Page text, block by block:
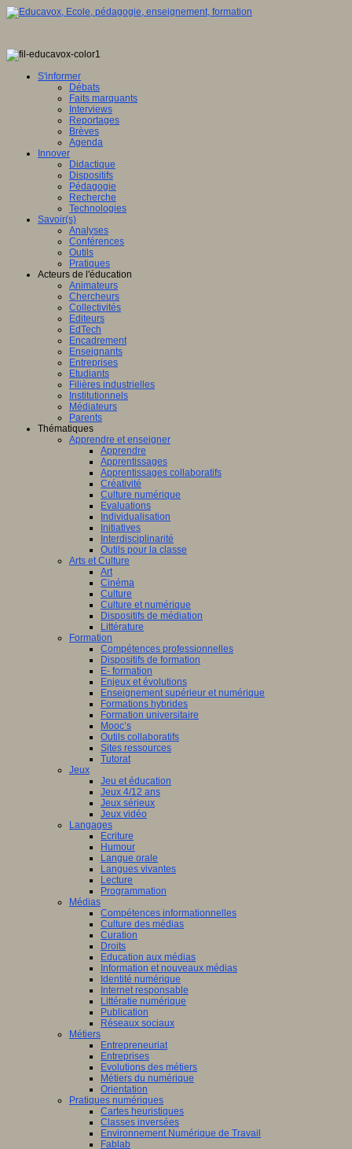
S'informer
Débats
Faits marquants
Interviews
Reportages
Brèves
Agenda
Innover
Didactique
Dispositifs
Pédagogie
Recherche
Technologies
Savoir(s)
Analyses
Conférences
Outils
Pratiques
Acteurs de l'éducation
Animateurs
Chercheurs
Collectivités
Editeurs
EdTech
Encadrement
Enseignants
Entreprises
Etudiants
Filières industrielles
Institutionnels
Médiateurs
Parents
Thématiques
Apprendre et enseigner
Apprendre
Apprentissages
Apprentissages collaboratifs
Créativité
Culture numérique
Evaluations
Individualisation
Initiatives
Interdisciplinarité
Outils pour la classe
Arts et Culture
Art
Cinéma
Culture
Culture et numérique
Dispositifs de médiation
Littérature
Formation
Compétences professionnelles
Dispositifs de formation
E- formation
Enjeux et évolutions
Enseignement supérieur et numérique
Formations hybrides
Formation universitaire
Mooc’s
Outils collaboratifs
Sites ressources
Tutorat
Jeux
Jeu et éducation
Jeux 4/12 ans
Jeux sérieux
Jeux vidéo
Langages
Ecriture
Humour
Langue orale
Langues vivantes
Lecture
Programmation
Médias
Compétences informationnelles
Culture des médias
Curation
Droits
Education aux médias
Information et nouveaux médias
Identité numérique
Internet responsable
Littératie numérique
Publication
Réseaux sociaux
Métiers
Entrepreneuriat
Entreprises
Evolutions des métiers
Métiers du numérique
Orientation
Pratiques numériques
Cartes heuristiques
Classes inversées
Environnement Numérique de Travail
Fablab